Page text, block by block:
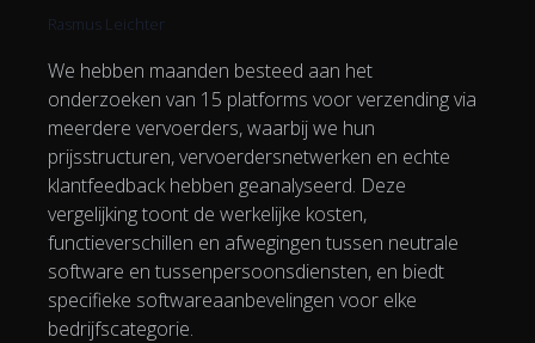
Rasmus Leichter
We hebben maanden besteed aan het
onderzoeken van 15 platforms voor verzending via
meerdere vervoerders, waarbij we hun
prijsstructuren, vervoerdersnetwerken en echte
klantfeedback hebben geanalyseerd. Deze
vergelijking toont de werkelijke kosten,
functieverschillen en afwegingen tussen neutrale
software en tussenpersoonsdiensten, en biedt
specifieke softwareaanbevelingen voor elke
bedrijfscategorie.